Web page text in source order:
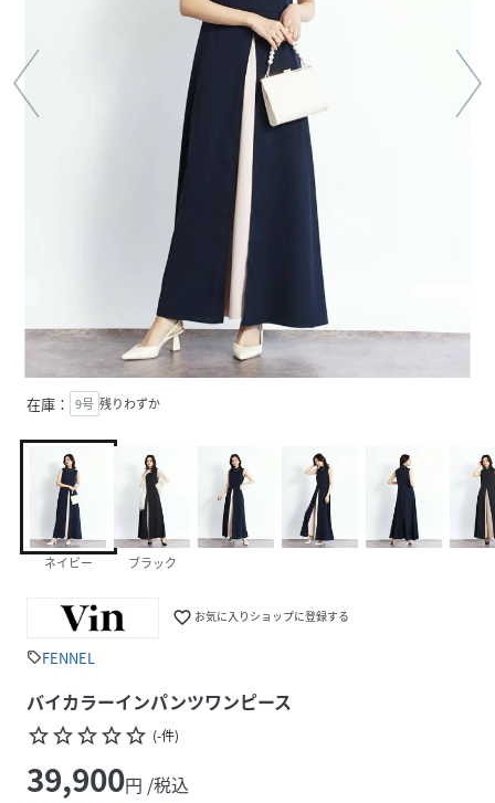
在庫： 9号 残りわずか
ネイビー ブラック
favorite_border お気に入りショップに登録する
sellFENNEL
バイカラーインパンツワンピース
star_borderstar_borderstar_borderstar_borderstar_border (-件)
39,900円 /税込